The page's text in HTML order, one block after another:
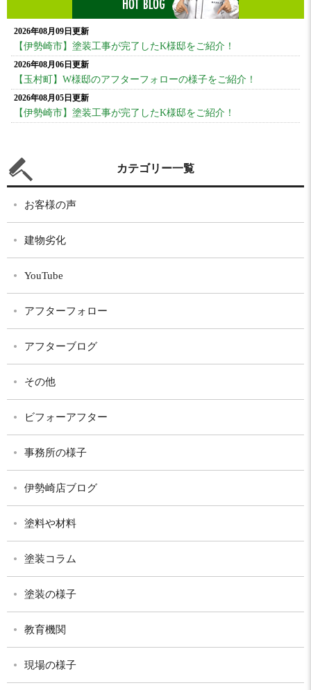
2026年08月09日更新
【伊勢崎市】塗装工事が完了したK様邸をご紹介！
2026年08月06日更新
【玉村町】W様邸のアフターフォローの様子をご紹介！
2026年08月05日更新
【伊勢崎市】塗装工事が完了したK様邸をご紹介！
カテゴリー一覧
お客様の声
建物劣化
YouTube
アフターフォロー
アフターブログ
その他
ビフォーアフター
事務所の様子
伊勢崎店ブログ
塗料や材料
塗装コラム
塗装の様子
教育機関
現場の様子